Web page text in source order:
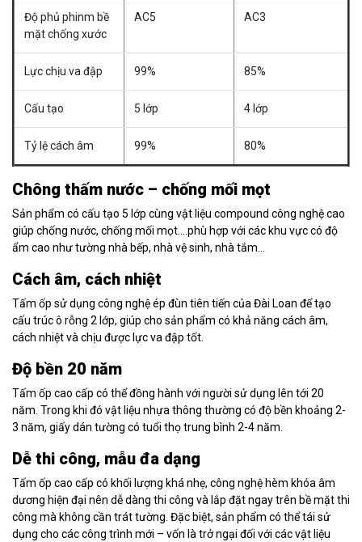
Độ phủ phinm bề
mặt chống xước
AC5 AC3
Lực chịu va đập 99% 85%
Cấu tạo 5 lớp 4 lớp
Tỷ lệ cách âm 99% 80%
Chông thấm nước – chống mối mọt
Sản phẩm có cấu tạo 5 lớp cùng vật liệu compound công nghệ cao
giúp chống nước, chống mối mọt….phù hợp với các khu vực có độ
ẩm cao như tường nhà bếp, nhà vệ sinh, nhà tắm…
Cách âm, cách nhiệt
Tấm ốp sử dụng công nghệ ép đùn tiên tiến của Đài Loan để tạo
cấu trúc ô rỗng 2 lớp, giúp cho sản phẩm có khả năng cách âm,
cách nhiệt và chịu được lực va đập tốt.
Độ bền 20 năm
Tấm ốp cao cấp có thể đồng hành với người sử dụng lên tới 20
năm. Trong khi đó vật liệu nhựa thông thường có độ bền khoảng 2-
3 năm, giấy dán tường có tuổi thọ trung bình 2-4 năm.
Dễ thi công, mẫu đa dạng
Tấm ốp cao cấp có khối lượng khá nhẹ, công nghệ hèm khóa âm
dương hiện đại nên dễ dàng thi công và lắp đặt ngay trên bề mặt thi
công mà không cần trát tường. Đặc biệt, sản phẩm có thể tái sử
dụng cho các công trình mới – vốn là trở ngại đối với các vật liệu